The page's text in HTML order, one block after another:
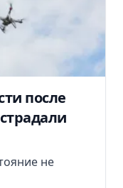
после
не